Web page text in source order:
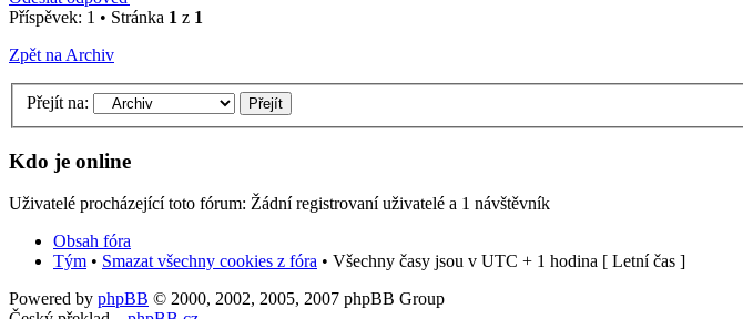
Příspěvek: 1 • Stránka 1 z 1
Zpět na Archiv
Přejít na:
Kdo je online
Uživatelé procházející toto fórum: Žádní registrovaní uživatelé a 1 návštěvník
Obsah fóra
Tým • Smazat všechny cookies z fóra • Všechny časy jsou v UTC + 1 hodina [ Letní čas ]
Powered by phpBB © 2000, 2002, 2005, 2007 phpBB Group